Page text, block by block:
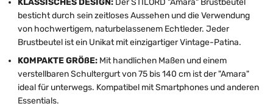
besticht durch sein zeitloses Aussehen und die Verwendung
von hochwertigem, naturbelassenem Echtleder. Jeder
Brustbeutel ist ein Unikat mit einzigartiger Vintage-Patina.
KOMPAKTE GRÖßE: Mit handlichen Maßen und einem
verstellbaren Schultergurt von 75 bis 140 cm ist der "Amara"
ideal für unterwegs. Kompatibel mit Smartphones und anderen
Essentials.